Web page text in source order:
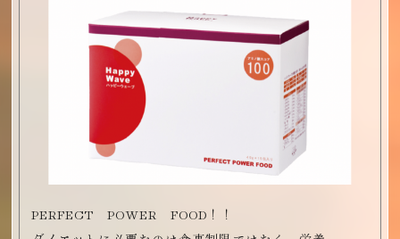
PERFECT POWER FOOD！！